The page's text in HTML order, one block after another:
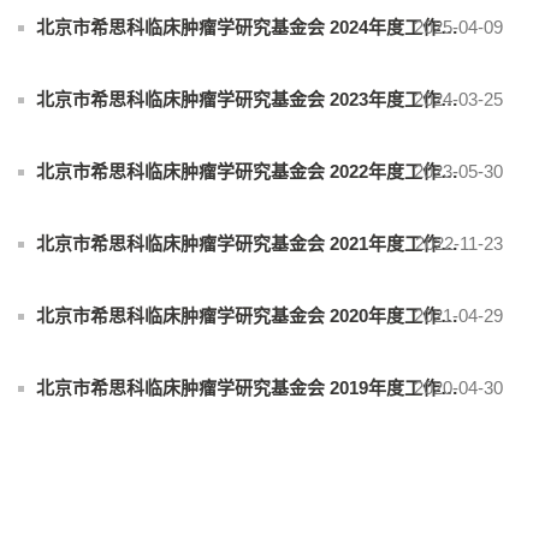
2025-04-09
北京市希思科临床肿瘤学研究基金会 2024年度工作报告
2024-03-25
北京市希思科临床肿瘤学研究基金会 2023年度工作报告
2023-05-30
北京市希思科临床肿瘤学研究基金会 2022年度工作报告
2022-11-23
北京市希思科临床肿瘤学研究基金会 2021年度工作报告
2021-04-29
北京市希思科临床肿瘤学研究基金会 2020年度工作报告
2020-04-30
北京市希思科临床肿瘤学研究基金会 2019年度工作报告